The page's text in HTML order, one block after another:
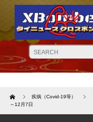
Home 疾病（Covid-19等）
～12月7日